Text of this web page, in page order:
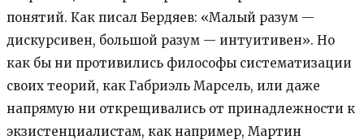
понятий. Как писал Бердяев: «Малый разум —
дискурсивен, большой разум — интуитивен». Но
как бы ни противились философы систематизации
своих теорий, как Габриэль Марсель, или даже
напрямую ни открещивались от принадлежности к
экзистенциалистам, как например, Мартин